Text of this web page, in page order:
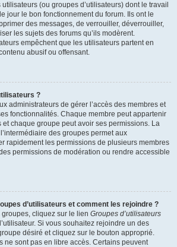
(ou groupes d’utilisateurs) dont le travail
jour le bon fonctionnement du forum. Ils ont le
des messages, de verrouiller, déverrouiller,
les sujets des forums qu’ils modèrent.
empêchent que les utilisateurs partent en
abusif ou offensant.
?
administrateurs de gérer l’accès des membres et
fonctionnalités. Chaque membre peut appartenir
chaque groupe peut avoir ses permissions. La
des groupes permet aux
rapidement les permissions de plusieurs membres
permissions de modération ou rendre accessible
d’utilisateurs et comment les rejoindre ?
cliquez sur le lien Groupes d’utilisateurs
Si vous souhaitez rejoindre un des
désiré et cliquez sur le bouton approprié.
ne sont pas en libre accès. Certains peuvent